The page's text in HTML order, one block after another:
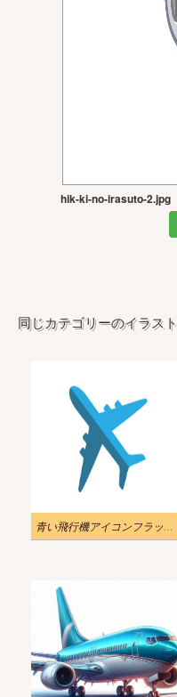
hik-ki-no-irasuto-2.jpg
同じカテゴリーのイラスト
青い飛行機アイコンフラットデザインイラスト